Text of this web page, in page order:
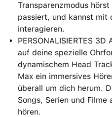
Transparenzmodus
passiert, und kannst mit
interagieren.
PERSONALISIERTES
auf deine spezielle
dynamischem Head
Max ein immersives
überall um dich herum.
Songs, Serien und Filme
hören.